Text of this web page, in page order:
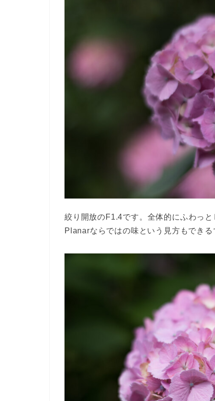
絞り開放のF1.4です。全体的にふわっ
Planarならではの味という見方もでき